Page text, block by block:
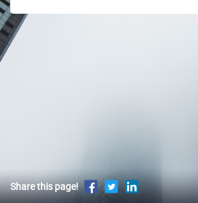
Share this page!